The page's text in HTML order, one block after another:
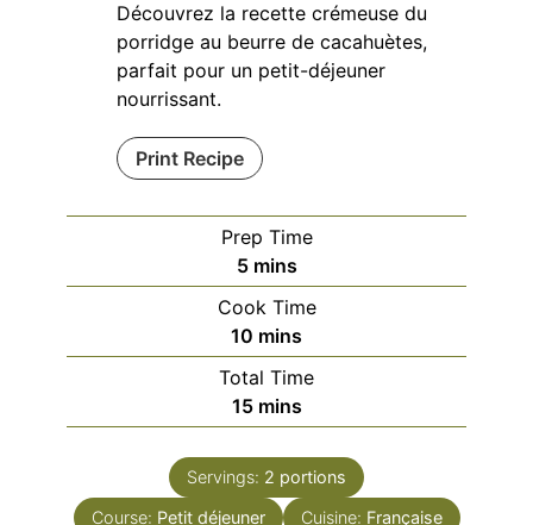
Découvrez la recette crémeuse du
porridge au beurre de cacahuètes,
parfait pour un petit-déjeuner
nourrissant.
Print Recipe
Prep Time
5minutes
mins
Cook Time
10 minutes
mins
Total Time
15minutes
mins
Servings: 2 portions
Course: Petit déjeuner Cuisine: Française